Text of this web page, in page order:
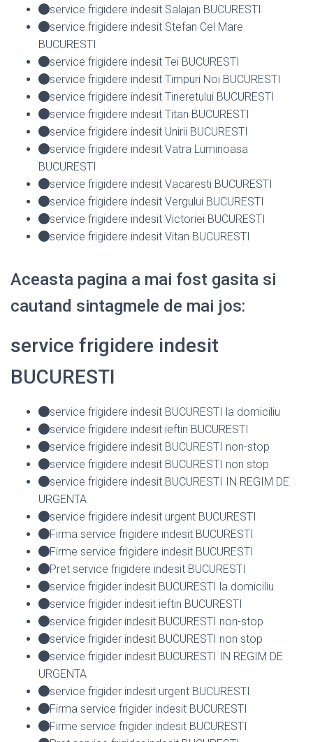
service frigidere indesit Salajan BUCURESTI
service frigidere indesit Stefan Cel Mare
BUCURESTI
service frigidere indesit Tei BUCURESTI
service frigidere indesit Timpuri Noi BUCURESTI
service frigidere indesit Tineretului BUCURESTI
service frigidere indesit Titan BUCURESTI
service frigidere indesit Unirii BUCURESTI
service frigidere indesit Vatra Luminoasa
BUCURESTI
service frigidere indesit Vacaresti BUCURESTI
service frigidere indesit Vergului BUCURESTI
service frigidere indesit Victoriei BUCURESTI
service frigidere indesit Vitan BUCURESTI
Aceasta pagina a mai fost gasita si
cautand sintagmele de mai jos:
service frigidere indesit
BUCURESTI
service frigidere indesit BUCURESTI la domiciliu
service frigidere indesit ieftin BUCURESTI
service frigidere indesit BUCURESTI non-stop
service frigidere indesit BUCURESTI non stop
service frigidere indesit BUCURESTI IN REGIM DE
URGENTA
service frigidere indesit urgent BUCURESTI
Firma service frigidere indesit BUCURESTI
Firme service frigidere indesit BUCURESTI
Pret service frigidere indesit BUCURESTI
service frigider indesit BUCURESTI la domiciliu
service frigider indesit ieftin BUCURESTI
service frigider indesit BUCURESTI non-stop
service frigider indesit BUCURESTI non stop
service frigider indesit BUCURESTI IN REGIM DE
URGENTA
service frigider indesit urgent BUCURESTI
Firma service frigider indesit BUCURESTI
Firme service frigider indesit BUCURESTI